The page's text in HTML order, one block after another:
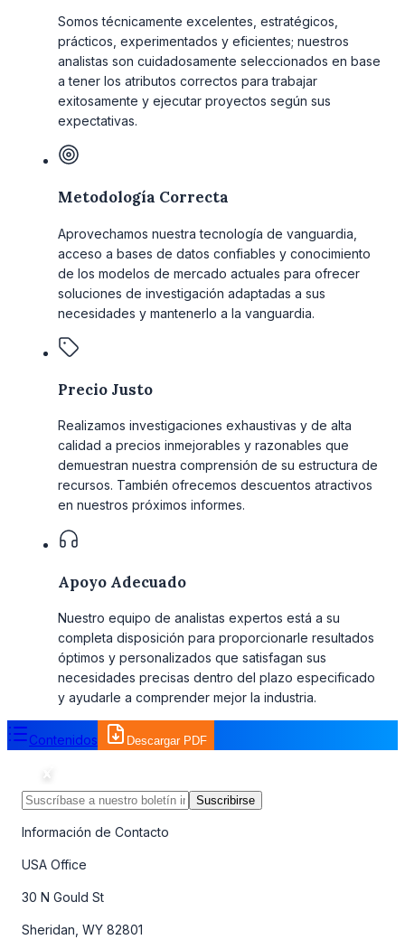
Somos técnicamente excelentes, estratégicos,
prácticos, experimentados y eficientes; nuestros
analistas son cuidadosamente seleccionados en base
a tener los atributos correctos para trabajar
exitosamente y ejecutar proyectos según sus
expectativas.
Metodología Correcta
Aprovechamos nuestra tecnología de vanguardia,
acceso a bases de datos confiables y conocimiento
de los modelos de mercado actuales para ofrecer
soluciones de investigación adaptadas a sus
necesidades y mantenerlo a la vanguardia.
Precio Justo
Realizamos investigaciones exhaustivas y de alta
calidad a precios inmejorables y razonables que
demuestran nuestra comprensión de su estructura de
recursos. También ofrecemos descuentos atractivos
en nuestros próximos informes.
Apoyo Adecuado
Nuestro equipo de analistas expertos está a su
completa disposición para proporcionarle resultados
óptimos y personalizados que satisfagan sus
necesidades precisas dentro del plazo especificado
y ayudarle a comprender mejor la industria.
Contenidos Descargar PDF
Suscribirse
Información de Contacto
USA Office
30 N Gould St
Sheridan, WY 82801